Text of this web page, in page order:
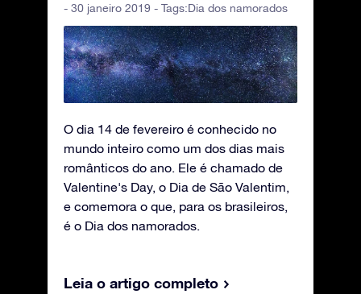
- 30 janeiro 2019 - Tags:Dia dos namorados
O dia 14 de fevereiro é conhecido no
mundo inteiro como um dos dias mais
românticos do ano. Ele é chamado de
Valentine's Day, o Dia de São Valentim,
e comemora o que, para os brasileiros,
é o Dia dos namorados.
Leia o artigo completo